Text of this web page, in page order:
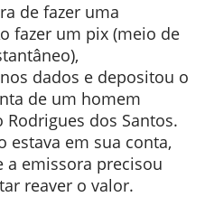
de fazer uma
fazer um pix (meio de
dados e depositou o
de um homem
dos Santos.
estava em sua conta,
emissora precisou
reaver o valor.